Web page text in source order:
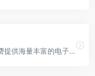
书舟搜索（原kindle吧）为kindle用户免费提供海量丰富的电子书籍在线搜索与下载服务，包括mobi/azw3/epub格式，欢迎您的来访。